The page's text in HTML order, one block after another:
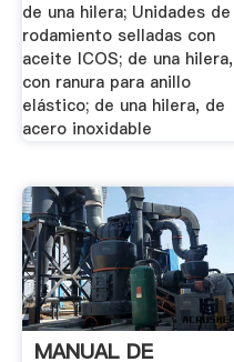
de una hilera; Unidades de
rodamiento selladas con
aceite ICOS; de una hilera,
con ranura para anillo
elástico; de una hilera, de
acero inoxidable
MANUAL DE